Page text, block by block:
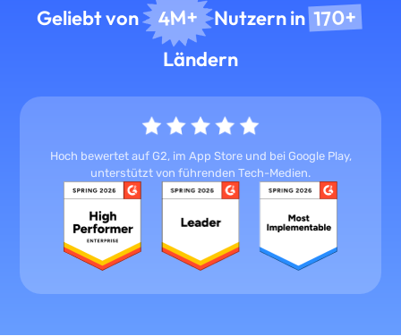
Geliebt von 4M+ Nutzern in 170+
Ländern
Hoch bewertet auf G2, im App Store und bei Google Play,
unterstützt von führenden Tech-Medien.